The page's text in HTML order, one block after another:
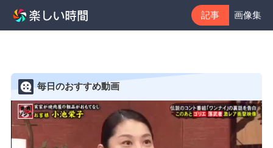
記事 画像集
毎日のおすすめ動画